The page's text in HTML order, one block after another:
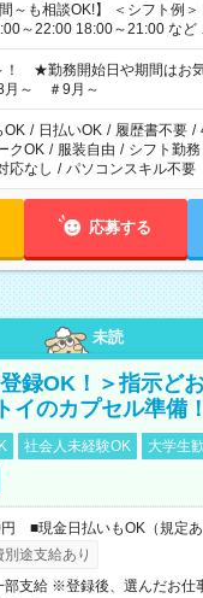
】 ＜シフト例＞ 9:00～12:00 12:00～
18:00～21:00 など こちら以外の時間帯も
相談ください！
！ ★勤務開始日や期間はお
～ ＃9月～
OK / 日払いOK / 履歴書不要 /
クOK / 服装自由 / シフト勤務
応なし / パソコンスキル不要
応募する
未読
録OK！＞指示ど
イのカプセル準備！
社会人未経験OK 大学生
■現金日払いもOK（規定あ
別途支給あり
部支給 ※登録後、選んだお仕